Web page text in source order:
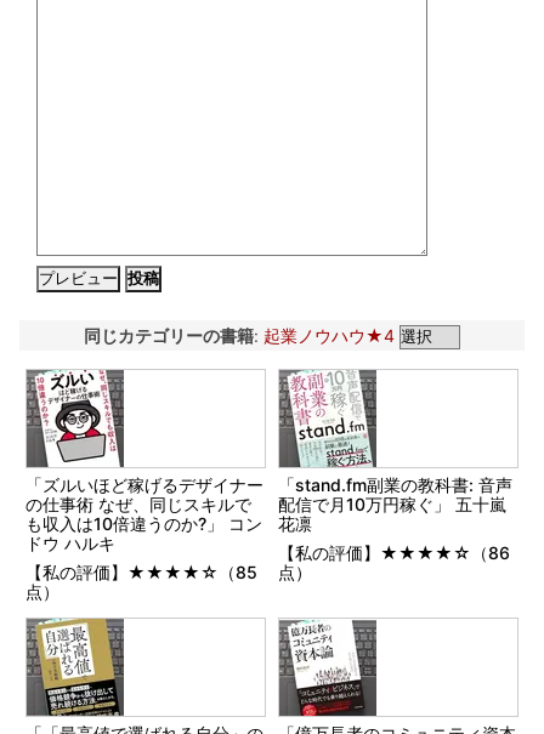
同じカテゴリーの書籍: 起業ノウハウ★4
「ズルいほど稼げるデザイナー
の仕事術 なぜ、同じスキルで
も収入は10倍違うのか?」 コン
ドウ ハルキ
【私の評価】★★★★☆（85
点）
「stand.fm副業の教科書: 音声
配信で月10万円稼ぐ」 五十嵐
花凛
【私の評価】★★★★☆（86
点）